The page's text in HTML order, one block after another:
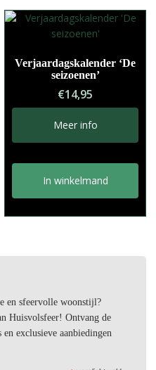
Verjaardagskalender ‘De
seizoenen’
€14,95
Meer info
In winkelmand
en sfeervolle woonstijl?
Huisvolsfeer! Ontvang de
exclusieve aanbiedingen